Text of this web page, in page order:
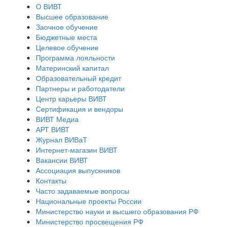
О ВИВТ
Высшее образование
Заочное обучение
Бюджетные места
Целевое обучение
Программа лояльности
Материнский капитал
Образовательный кредит
Партнеры и работодатели
Центр карьеры ВИВТ
Сертификация и вендоры
ВИВТ Медиа
АРТ ВИВТ
Журнал ВИВаТ
Интернет-магазин ВИВТ
Вакансии ВИВТ
Ассоциация выпускников
Контакты
Часто задаваемые вопросы
Национальные проекты России
Министерство науки и высшего образования РФ
Министерство просвещения РФ